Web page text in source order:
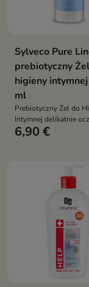
Sylveco Pure
prebiotyczny
higieny
ml
Prebiotyczny Żel do
Intymnej delikatnie
wspiera utrzymanie
dzięki składnikom
6,90 €